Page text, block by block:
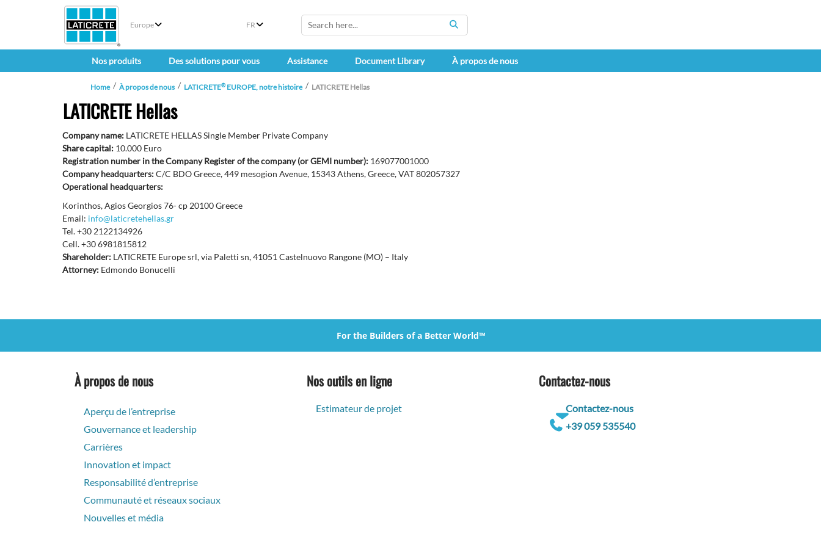
Europe FR
SEARCH
Nos produits Des solutions pour vous Assistance Document Library À propos de nous
Home À propos de nous LATICRETE®EUROPE, notre histoire LATICRETE Hellas
LATICRETE Hellas
Company name: LATICRETE HELLAS Single Member Private Company
Share capital: 10.000 Euro
Registration number in the Company Register of the company (or GEMI number): 169077001000
Company headquarters:C/C BDO Greece, 449 mesogion Avenue, 15343 Athens, Greece, VAT 802057327
Operational headquarters:
Korinthos, Agios Georgios 76- cp 20100 Greece
Email: info@laticretehellas.gr
Tel. +30 2122134926
Cell. +30 6981815812
Shareholder: LATICRETE Europe srl, via Paletti sn, 41051 Castelnuovo Rangone (MO) – Italy
Attorney: Edmondo Bonucelli
For the Builders of a Better World™
À propos de nous
Aperçu de l’entreprise
Gouvernance et leadership
Carrières
Innovation et impact
Responsabilité d’entreprise
Communauté et réseaux sociaux
Nouvelles et média
Nos outils en ligne
Estimateur de projet
Contactez-nous
Contactez-nous
+39 059 535540